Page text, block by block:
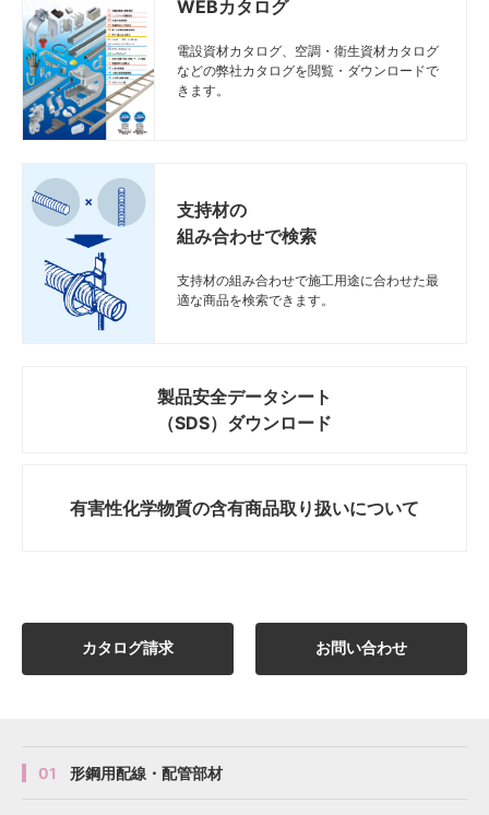
WEBカタログ
電設資材カタログ、空調・衛生資材カタログ
などの弊社カタログを閲覧・ダウンロードで
きます。
支持材の
組み合わせで検索
支持材の組み合わせで施工用途に合わせた最
適な商品を検索できます。
製品安全データシート
（SDS）ダウンロード
有害性化学物質の含有商品取り扱いについて
カタログ請求 お問い合わせ
01 形鋼用配線・配管部材